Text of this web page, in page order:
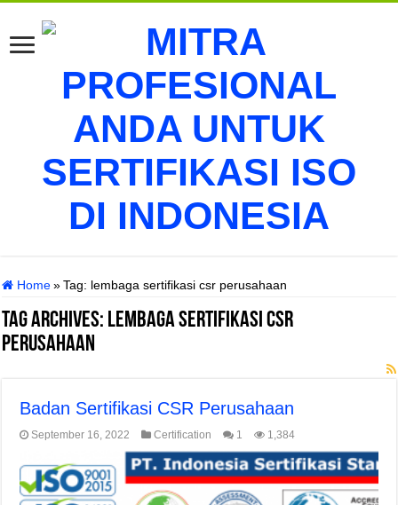
Home » Tag: lembaga sertifikasi csr perusahaan
Tag Archives: lembaga sertifikasi csr
perusahaan
Badan Sertifikasi CSR Perusahaan
September 16, 2022 Certification 1 1,384